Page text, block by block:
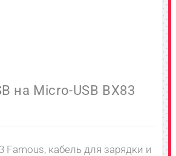
на Micro-USB BX83
Famous, кабель для зарядки и